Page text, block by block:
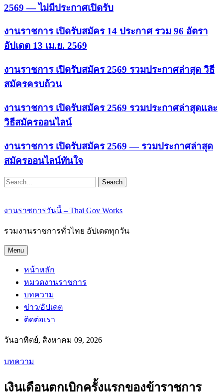
2569 — ไม่มีประกาศเปิดรับ
งานราชการ เปิดรับสมัคร 14 ประกาศ รวม 96 อัตรา
อัปเดต 13 เม.ย. 2569
งานราชการ เปิดรับสมัคร 2569 รวมประกาศล่าสุด วิธี
สมัครครบถ้วน
งานราชการ เปิดรับสมัคร 2569 รวมประกาศล่าสุดและ
วิธีสมัครออนไลน์
งานราชการ เปิดรับสมัคร 2569 — รวมประกาศล่าสุด
สมัครออนไลน์ทันใจ
Search
งานราชการวันนี้ – Thai Gov Works
รวมงานราชการทั่วไทย อัปเดตทุกวัน
Menu
หน้าหลัก
หมวดงานราชการ
บทความ
ข่าว/อัปเดต
ติดต่อเรา
วันอาทิตย์, สิงหาคม 09, 2026
บทความ
เงินเดือนตกเบิกครั้งแรกของข้าราชการ